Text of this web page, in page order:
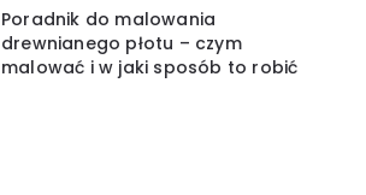
Poradnik do malowania
drewnianego płotu – czym
malować i w jaki sposób to robić